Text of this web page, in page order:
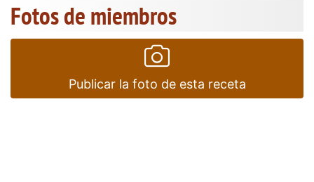
Fotos de miembros
Publicar la foto de esta receta